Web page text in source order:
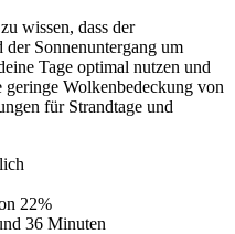
wissen, dass der
Sonnenuntergang um
Tage optimal nutzen und
Wolkenbedeckung von
für Strandtage und
22%
36 Minuten